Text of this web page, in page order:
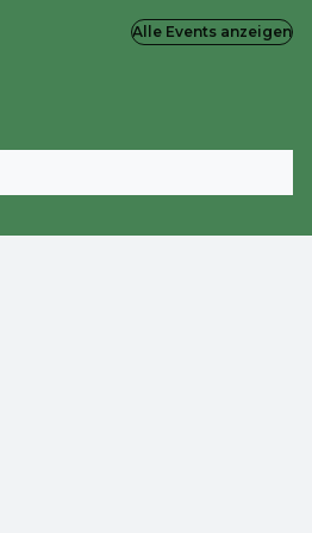
Alle Events anzeigen